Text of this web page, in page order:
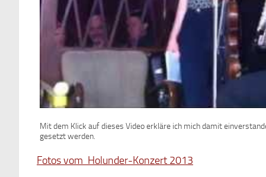
Mit dem Klick auf dieses Video erkläre ich mich damit
gesetzt werden.
Fotos vom Holunder-Konzert 2013